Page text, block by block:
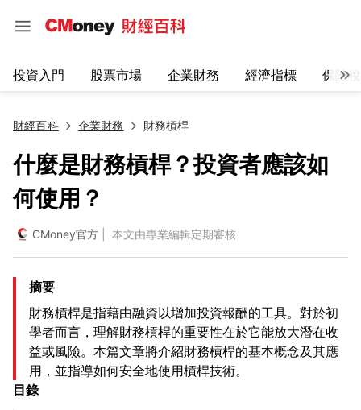
投資入門 股票市場 企業財務 經濟指標 保險
財經百科 企業財務 財務槓桿
什麼是財務槓桿？投資者應該如
何使用？
CMoney官方 | 本文由專業編輯定期審核
摘要
財務槓桿是指藉由融資以增加投資報酬的工具。對於初
學者而言，理解財務槓桿的重要性在於它能放大潛在收
益或風險。本篇文章將介紹財務槓桿的基本概念及其應
用，並指導如何安全地使用槓桿技術。
目錄